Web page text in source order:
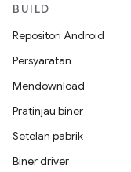
BUILD
Repositori Android
Persyaratan
Mendownload
Pratinjau biner
Setelan pabrik
Biner driver